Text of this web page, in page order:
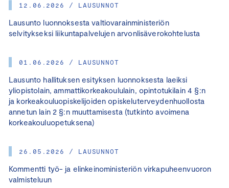
12.06.2026 / LAUSUNNOT
Lausunto luonnoksesta valtiovarainministeriön
selvitykseksi liikuntapalvelujen arvonlisäverokohtelusta
01.06.2026 / LAUSUNNOT
Lausunto hallituksen esityksen luonnoksesta laeiksi
yliopistolain, ammattikorkeakoululain, opintotukilain 4 §:n
ja korkeakouluopiskelijoiden opiskeluterveydenhuollosta
annetun lain 2 §:n muuttamisesta (tutkinto avoimena
korkeakouluopetuksena)
26.05.2026 / LAUSUNNOT
Kommentti työ- ja elinkeinoministeriön virkapuheenvuoron
valmisteluun